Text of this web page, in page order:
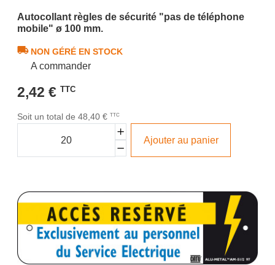
Autocollant règles de sécurité "pas de téléphone
mobile" ø 100 mm.
NON GÉRÉ EN STOCK
A commander
2,42 € TTC
Soit un total de 48,40 € TTC
Ajouter au panier